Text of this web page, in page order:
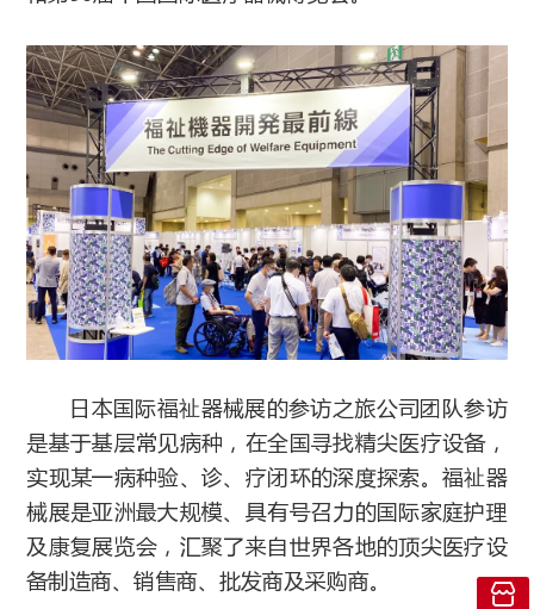
日本国际福祉器械展的参访之旅公司团队参访
是基于基层常见病种，在全国寻找精尖医疗设备，
实现某一病种验、诊、疗闭环的深度探索。福祉器
械展是亚洲最大规模、具有号召力的国际家庭护理
及康复展览会，汇聚了来自世界各地的顶尖医疗设
备制造商、销售商、批发商及采购商。
